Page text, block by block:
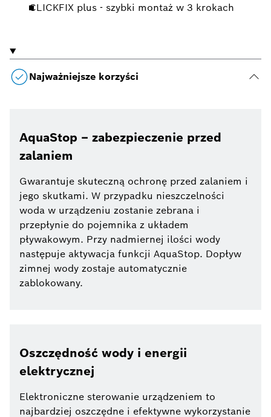
CLICKFIX plus - szybki montaż w 3 krokach
Najważniejsze korzyści
AquaStop – zabezpieczenie przed
zalaniem
Gwarantuje skuteczną ochronę przed zalaniem i
jego skutkami. W przypadku nieszczelności
woda w urządzeniu zostanie zebrana i
przepłynie do pojemnika z układem
pływakowym. Przy nadmiernej ilości wody
następuje aktywacja funkcji AquaStop. Dopływ
zimnej wody zostaje automatycznie
zablokowany.
Oszczędność wody i energii
elektrycznej
Elektroniczne sterowanie urządzeniem to
najbardziej oszczędne i efektywne wykorzystanie